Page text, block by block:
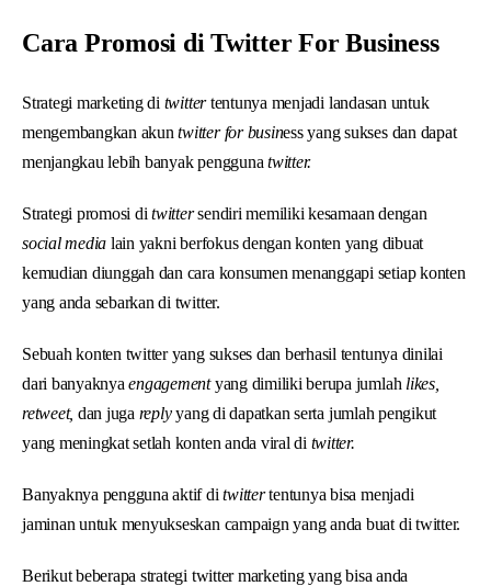
Cara Promosi di Twitter For Business
Strategi marketing di twittertentunya menjadi landasan untuk
mengembangkan akuntwitter for business yang sukses dan dapat
menjangkau lebih banyak pengguna twitter.
Strategi promosi ditwittersendiri memiliki kesamaan dengan
social media lain yakni berfokus dengan konten yang dibuat
kemudian diunggah dan cara konsumen menanggapi setiap konten
yang anda sebarkan di twitter.
Sebuah konten twitter yang sukses dan berhasil tentunya dinilai
dari banyaknyaengagementyang dimiliki berupa jumlah likes,
retweet, dan juga replyyang di dapatkan serta jumlah pengikut
yang meningkat setlah konten anda viral di twitter.
Banyaknya pengguna aktif di twittertentunya bisa menjadi
jaminan untuk menyukseskan campaign yang anda buat di twitter.
Berikut beberapa strategi twitter marketing yang bisa anda